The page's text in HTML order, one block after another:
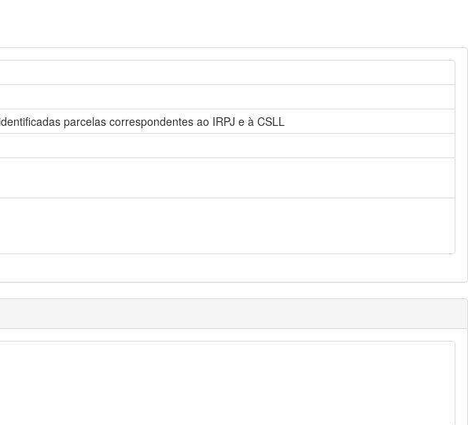
parcelas correspondentes ao IRPJ e à CSLL